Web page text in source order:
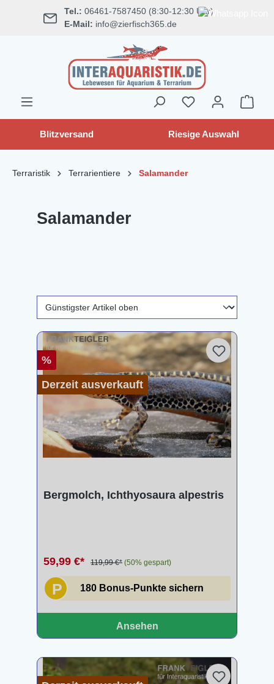
springen Tel.: 06461-7587450 (8:30-12:30 Uhr)
E-Mail: info@zierfisch365.de
Blitzversand Riesige Auswahl
Terraristik Terrarientiere Salamander
Salamander
%
Derzeit ausverkauft
Bergmolch, Ichthyosaura alpestris
59,99 €* 119,99 €* (50% gespart)
P 180 Bonus-Punkte sichern
Ansehen